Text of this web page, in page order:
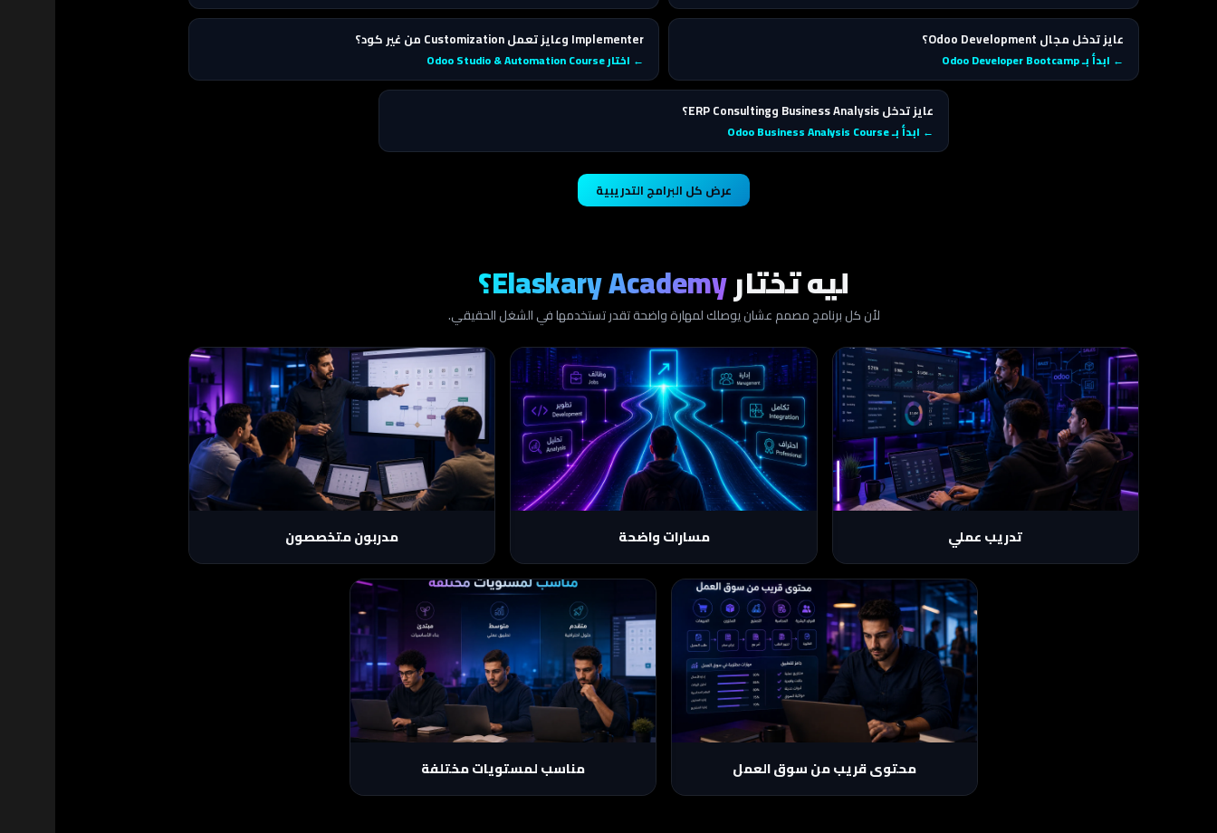
عايز تدخل مجال Odoo Development؟
← ابدأ بـ Odoo Developer Bootcamp
Implementer وعايز تعمل Customization من غير كود؟
← اختار Odoo Studio & Automation Course
عايز تدخل Business Analysis وERP Consulting؟
← ابدأ بـ Odoo Business Analysis Course
عرض كل البرامج التدريبية
ليه تختارElaskary Academy؟
لأن كل برنامج مصمم عشان يوصلك لمهارة واضحة تقدر تستخدمها في الشغل الحقيقي.
تدريب عملي
مش مجرد شرح نظري؛ هتطبق من خلال Tasks،
Cases، أو Projects حسب طبيعة كل كورس.
مسارات واضحة
اختار Track مناسب لهدفك: Functional،
Development، Certification، Business Analysis، أو
Studio & Automation.
مدربون متخصصون
كل برنامج يقدمه مدرب عنده خبرة عملية حقيقية في
المجال اللي بيشرحه.
محتوى قريب من سوق العمل
التركيز على المهارات اللي تحتاجها فعليًا في مشاريع
Odoo وERP الشغالة.
مناسب لمستويات مختلفة
سواء بتبدأ من الصفر أو عندك خبرة وعايز تطورها،
هتلاقي برنامج مناسب ليك.